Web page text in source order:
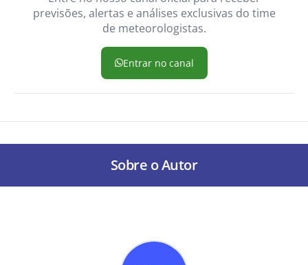
previsões, alertas e análises exclusivas do time
de meteorologistas.
Entrar no canal
Sobre o Autor